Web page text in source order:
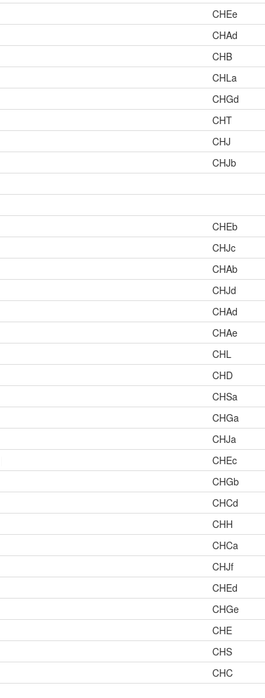
CHEe
CHAd
CHB
CHLa
CHGd
CHT
CHJ
CHJb
CHEb
CHJc
CHAb
CHJd
CHAd
CHAe
CHL
CHD
CHSa
CHGa
CHJa
CHEc
CHGb
CHCd
CHH
CHCa
CHJf
CHEd
CHGe
CHE
CHS
CHC